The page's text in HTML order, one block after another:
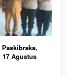
17 Agustus